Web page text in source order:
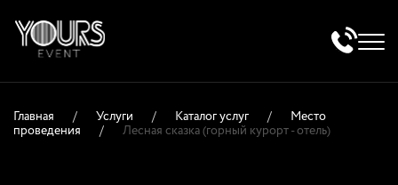
Главная / Услуги / Каталог услуг /
Место
проведения
/ Лесная сказка (горный курорт - отель)